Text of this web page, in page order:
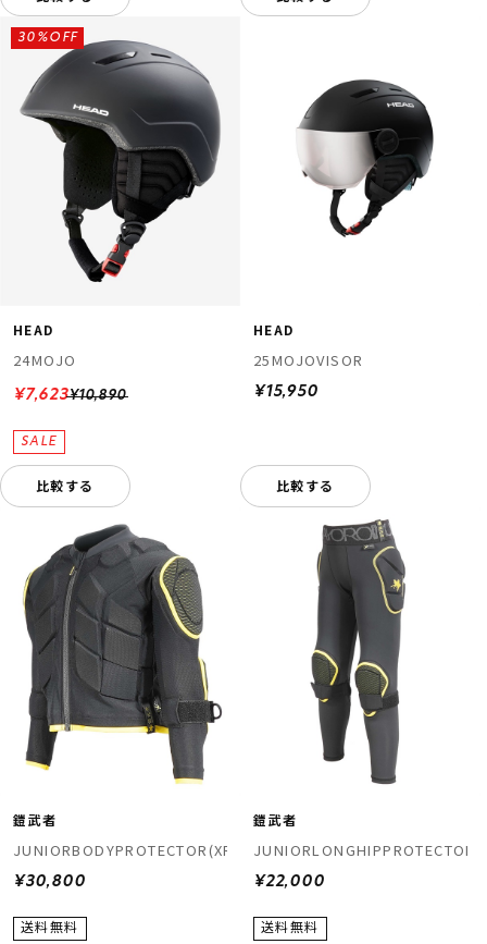
HEAD
24MOJO
¥10,890
30%OFF
¥7,623
比較する
HEAD
25MOJOVISOR
¥15,950
比較する
鎧武者
JUNIORBODYPROTECTOR(XRD)
¥30,800
鎧武者
¥22,000